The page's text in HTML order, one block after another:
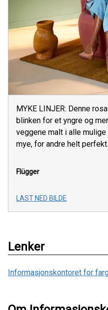
MYKE LINJER: Denne
blinken for et yngre og
veggene malt i alle
mye, for andre helt perfekt.
Flügger
LAST NED BILDE
Lenker
Informasjonskontoret for